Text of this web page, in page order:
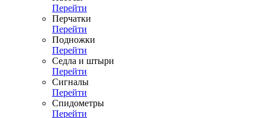
Перейти
Перчатки
Перейти
Подножки
Перейти
Седла и штыри
Перейти
Сигналы
Перейти
Спидометры
Перейти